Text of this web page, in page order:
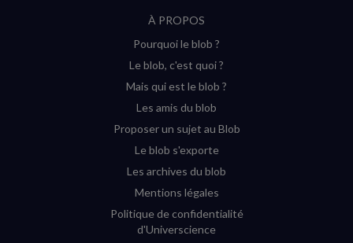
Instagram
(nouvelle
sur
Facebook
(nouvelle
À PROPOS
Pourquoi le blob ?
Le blob, c'est quoi ?
Mais qui est le blob ?
Les amis du blob
Proposer un sujet au Blob
Le blob s'exporte
Les archives du blob
Mentions légales
Politique de confidentialité
d'Universcience